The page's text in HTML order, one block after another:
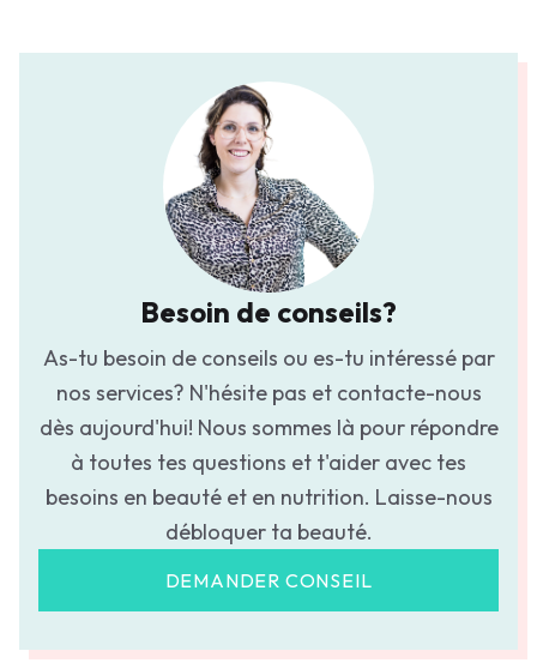
Besoin de conseils?
As-tu besoin de conseils ou es-tu intéressé par
nos services? N'hésite pas et contacte-nous
dès aujourd'hui! Nous sommes là pour répondre
à toutes tes questions et t'aider avec tes
besoins en beauté et en nutrition. Laisse-nous
débloquer ta beauté.
DEMANDER CONSEIL